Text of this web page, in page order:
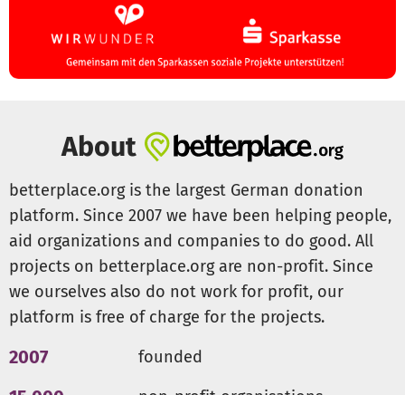
About
betterplace.org is the largest German donation
platform. Since 2007 we have been helping people,
aid organizations and companies to do good. All
projects on betterplace.org are non-profit. Since
we ourselves also do not work for profit, our
platform is free of charge for the projects.
2007 founded